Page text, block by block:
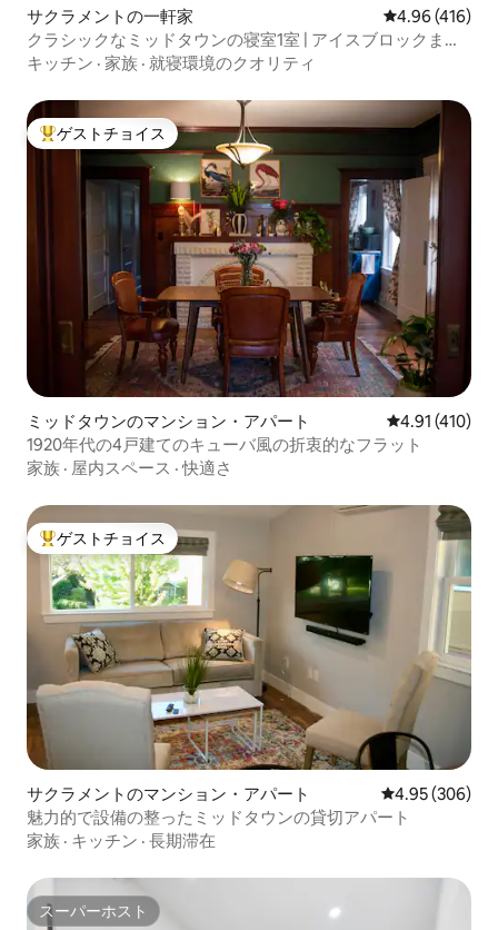
サクラメントの一軒家 レビュー416
4.96 (416)
クラシックなミッドタウンの寝室1室 | アイスブロックまで
徒歩
キッチン · 家族 · 就寝環境のクオリティ
大好評のゲストチョイスです。
ゲストチョイス
ミッドタウンのマンション・アパート レビュー410
4.91 (410)
1920年代の4戸建てのキューバ風の折衷的なフラット
家族 · 屋内スペース ·快適さ
大好評のゲストチョイスです。
ゲストチョイス
サクラメントのマンション・アパート レビュー306
4.95 (306)
魅力的で設備の整ったミッドタウンの貸切アパート
家族 · キッチン · 長期滞在
スーパーホスト
スーパーホスト